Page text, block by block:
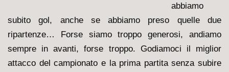
abbiamo
subito gol, anche se abbiamo preso quelle due
ripartenze… Forse siamo troppo generosi, andiamo
sempre in avanti, forse troppo. Godiamoci il miglior
attacco del campionato e la prima partita senza subire